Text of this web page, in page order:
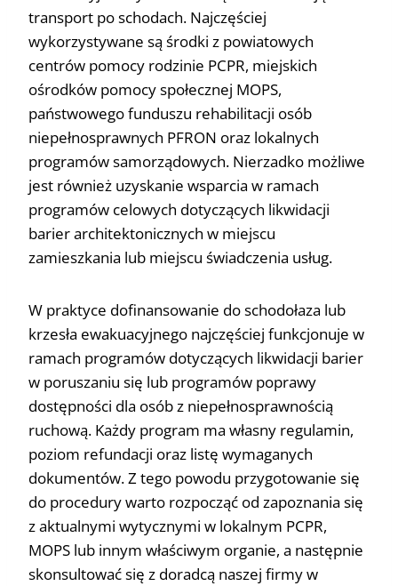
transport po schodach. Najczęściej
wykorzystywane są środki z powiatowych
centrów pomocy rodzinie PCPR, miejskich
ośrodków pomocy społecznej MOPS,
państwowego funduszu rehabilitacji osób
niepełnosprawnych PFRON oraz lokalnych
programów samorządowych. Nierzadko możliwe
jest również uzyskanie wsparcia w ramach
programów celowych dotyczących likwidacji
barier architektonicznych w miejscu
zamieszkania lub miejscu świadczenia usług.
W praktyce dofinansowanie do schodołaza lub
krzesła ewakuacyjnego najczęściej funkcjonuje w
ramach programów dotyczących likwidacji barier
w poruszaniu się lub programów poprawy
dostępności dla osób z niepełnosprawnością
ruchową. Każdy program ma własny regulamin,
poziom refundacji oraz listę wymaganych
dokumentów. Z tego powodu przygotowanie się
do procedury warto rozpocząć od zapoznania się
z aktualnymi wytycznymi w lokalnym PCPR,
MOPS lub innym właściwym organie, a następnie
skonsultować się z doradcą naszej firmy w